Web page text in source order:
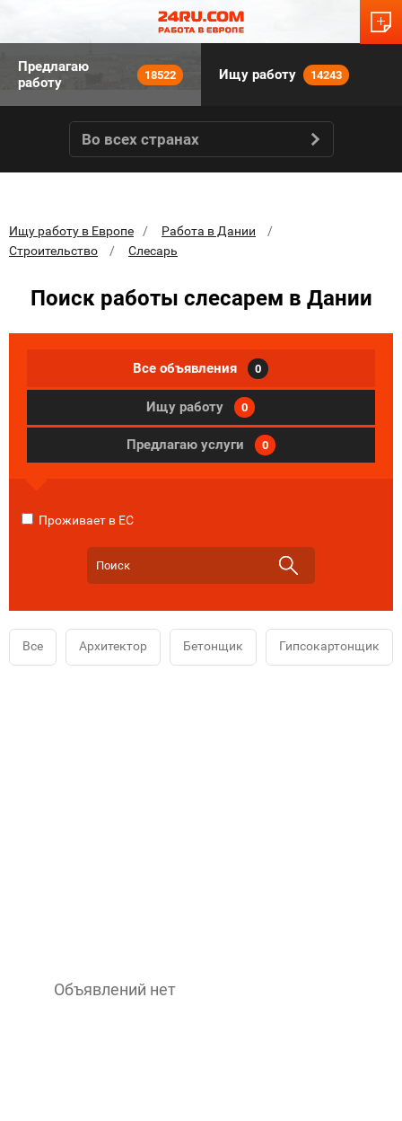
Предлагаю
работу
18522 Ищу работу 14243
Во всех странах
Ищу работу в Европе
Работа в Дании
Строительство
Слесарь
Поиск работы слесарем в Дании
Все объявления 0
Ищу работу 0
Предлагаю услуги 0
Проживает в ЕС
Все Архитектор Бетонщик Гипсокартонщик
Объявлений нет